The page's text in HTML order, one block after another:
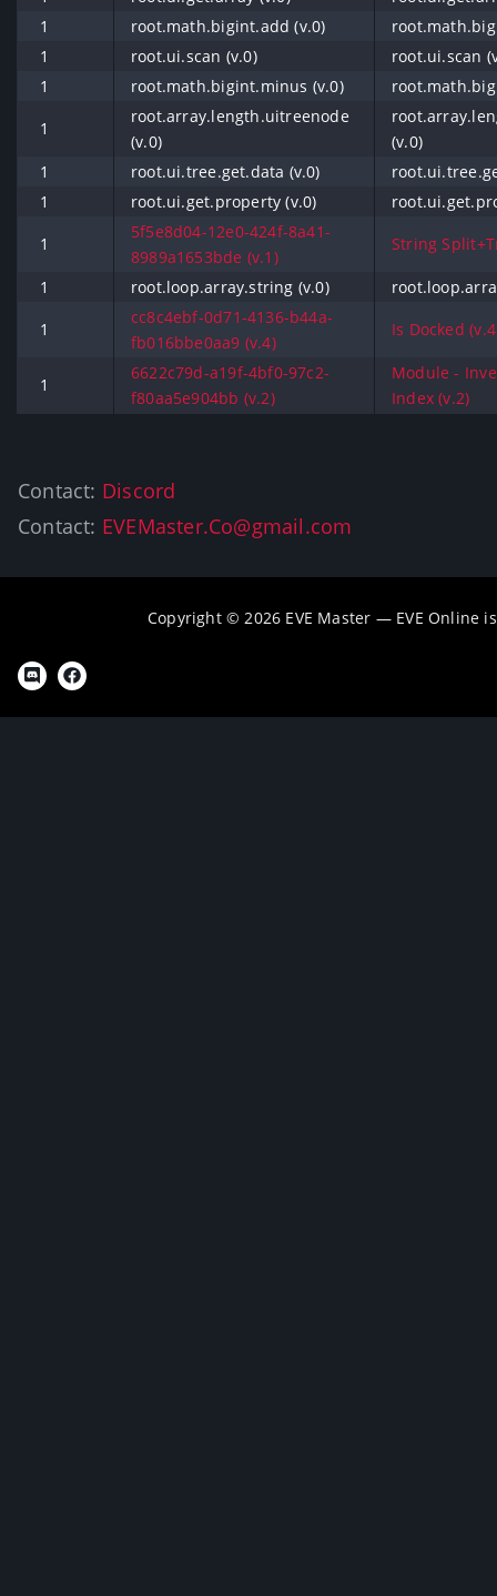
1
root.math.bigint.add (v.0)
1
root.ui.scan (v.0)
root.ui.scan
1
root.math.bigint.minus (v.0)
1
root.array.length.uitreenode
(v.0)
(v.0)
1
root.ui.tree.get.data (v.0)
1
root.ui.get.property (v.0)
1
5f5e8d04-12e0-424f-8a41-
8989a1653bde (v.1)
String
1 root.loop.array.string (v.0)
1
cc8c4ebf-0d71-4136-b44a-
fb016bbe0aa9 (v.4)
Is Docked
1
6622c79d-a19f-4bf0-97c2-
f80aa5e904bb (v.2)
Module -
Index (v.2)
Contact: Discord
Contact: EVEMaster.Co@gmail.com
Copyright © 2026 EVE Master — EVE Online